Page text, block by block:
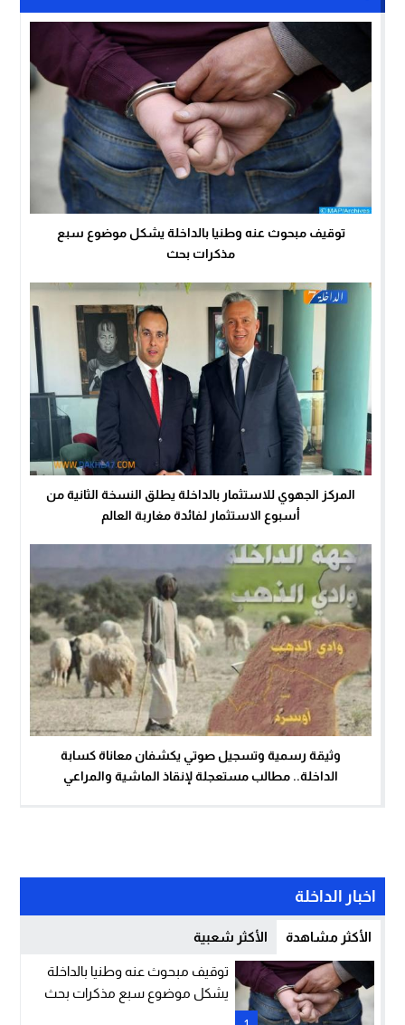
توقيف مبحوث عنه وطنيا بالداخلة يشكل موضوع سبع
مذكرات بحث
المركز الجهوي للاستثمار بالداخلة يطلق النسخة الثانية من
أسبوع الاستثمار لفائدة مغاربة العالم
وثيقة رسمية وتسجيل صوتي يكشفان معاناة كسابة
الداخلة.. مطالب مستعجلة لإنقاذ الماشية والمراعي
اخبار الداخلة
الأكثر مشاهدة الأكثر شعبية
توقيف مبحوث عنه وطنيا بالداخلة
يشكل موضوع سبع مذكرات بحث